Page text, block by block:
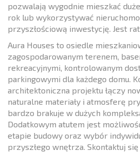
pozwalają wygodnie mieszkać
rok lub wykorzystywać
przyszłościową inwestycję. Jest
Aura Houses to osiedle
zagospodarowanym terenem,
rekreacyjnymi, kontrolowanym
parkingowymi dla każdego domu.
architektoniczna projektu łączy
naturalne materiały i atmosferę
bardzo brakuje w dużych
Dodatkowym atutem jest
etapie budowy oraz wybór
przyszłego wnętrza. Skontaktuj